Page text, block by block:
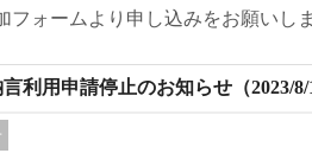
フォームより申し込みをお願いし
利用申請停止のお知らせ（2023/8/